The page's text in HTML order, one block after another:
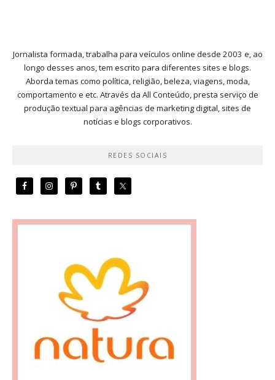
Jornalista formada, trabalha para veículos online desde 2003 e, ao
longo desses anos, tem escrito para diferentes sites e blogs.
Aborda temas como política, religião, beleza, viagens, moda,
comportamento e etc. Através da All Conteúdo, presta serviço de
produção textual para agências de marketing digital, sites de
notícias e blogs corporativos.
REDES SOCIAIS